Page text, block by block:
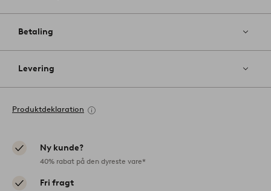
Betaling
Levering
Produktdeklaration
Ny kunde?
40% rabat på den dyreste vare*
Fri fragt